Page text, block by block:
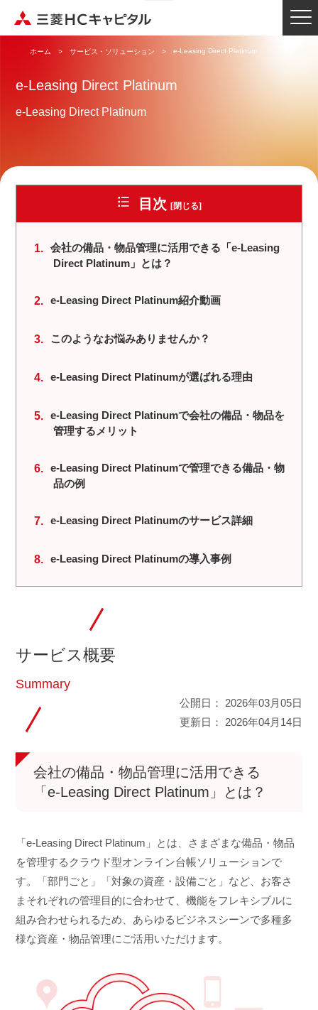
ホーム サービス・ソリューション e-Leasing Direct Platinum
e-Leasing Direct Platinum
e-Leasing Direct Platinum
目次
会社の備品・物品管理に活用できる「e-Leasing
Direct Platinum」とは？
e-Leasing Direct Platinum紹介動画
このようなお悩みありませんか？
e-Leasing Direct Platinumが選ばれる理由
e-Leasing Direct Platinumで会社の備品・物品を
管理するメリット
e-Leasing Direct Platinumで管理できる備品・物
品の例
e-Leasing Direct Platinumのサービス詳細
e-Leasing Direct Platinumの導入事例
サービス概要
Summary
公開日： 2026年03月05日
更新日： 2026年04月14日
会社の備品・物品管理に活用できる
「e-Leasing Direct Platinum」とは？
「e-Leasing Direct Platinum」とは、さまざまな備品・物品
を管理するクラウド型オンライン台帳ソリューションで
す。「部門ごと」「対象の資産・設備ごと」など、お客さ
まそれぞれの管理目的に合わせて、機能をフレキシブルに
組み合わせられるため、あらゆるビジネスシーンで多種多
様な資産・物品管理にご活用いただけます。